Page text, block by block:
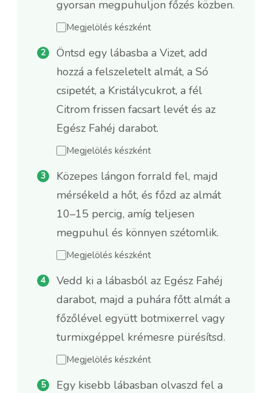
gyorsan megpuhuljon főzés közben.
Megjelölés készként
Öntsd egy lábasba a Vizet, add
hozzá a felszeletelt almát, a Só
csipetét, a Kristálycukrot, a fél
Citrom frissen facsart levét és az
Egész Fahéj darabot.
Megjelölés készként
Közepes lángon forrald fel, majd
mérsékeld a hőt, és főzd az almát
10–15 percig, amíg teljesen
megpuhul és könnyen szétomlik.
Megjelölés készként
Vedd ki a lábasból az Egész Fahéj
darabot, majd a puhára főtt almát a
főzőlével együtt botmixerrel vagy
turmixgéppel krémesre pürésítsd.
Megjelölés készként
Egy kisebb lábasban olvaszd fel a